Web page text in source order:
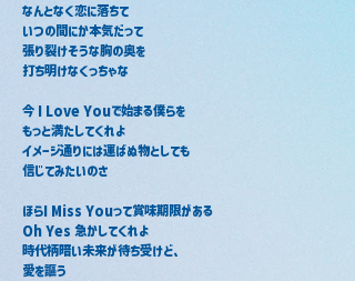
なんとなく恋に落ちて
いつの間にか本気だって
張り裂けそうな胸の奥を
打ち明けなくっちゃな
今 I Love Youで始まる僕らを
もっと満たしてくれよ
イメージ通りには運ばぬ物としても
信じてみたいのさ
ほらI Miss Youって賞味期限がある
Oh Yes 急かしてくれよ
時代柄暗い未来が待ち受けど、
愛を謳う